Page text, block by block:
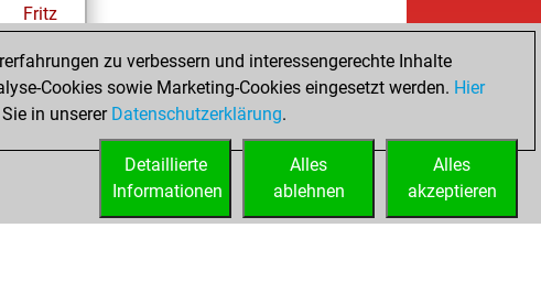
Fritz
Tactics
zu verbessern und interessengerechte Inhalte
Cookies sowie Marketing-Cookies eingesetzt werden. Hier
in unserer Datenschutzerklärung.
Alles
akzeptieren
Alles
ablehnen
Detaillierte
Informationen